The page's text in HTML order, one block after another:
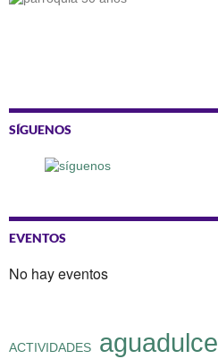
SÍGUENOS
EVENTOS
No hay eventos
ACTIVIDADES aguadulce